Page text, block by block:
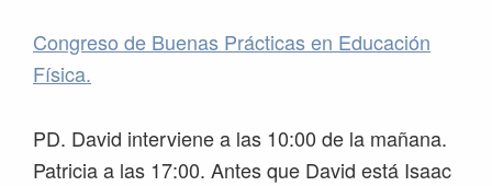
Congreso de Buenas Prácticas en Educación
Física.
PD. David interviene a las 10:00 de la mañana.
Patricia a las 17:00. Antes que David está Isaac